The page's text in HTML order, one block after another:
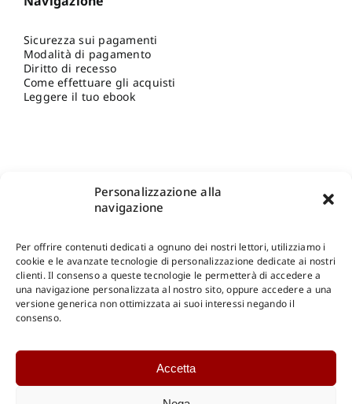
Personalizzazione alla
navigazione
Per offrire contenuti dedicati a ognuno dei nostri lettori, utilizziamo i
cookie e le avanzate tecnologie di personalizzazione dedicate ai nostri
clienti. Il consenso a queste tecnologie le permetterà di accedere a
una navigazione personalizzata al nostro sito, oppure accedere a una
versione generica non ottimizzata ai suoi interessi negando il
consenso.
Accetta
Sicurezza sui pagamenti
Modalità di pagamento
Diritto di recesso
Come effettuare gli acquisti
Leggere il tuo ebook
Shop Gangemi Editore-Pagamenti Sicuri e anche Rateali
Catalogo Internazionale